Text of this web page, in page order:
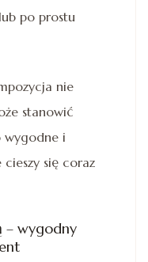
po prostu
nie
stanowić
wygodne i
się coraz
– wygodny